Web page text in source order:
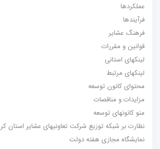
عملکردها
فرآیندها
فرهنگ عشایر
قوانین و مقررات
لینکهای استانی
لینکهای مرتبط
محتوای کانون توسعه
مزایدات و مناقصات
منو کانونهای توسعه
نظارت بر شبکه توزیع شرکت تعاونیهای عشایر استان کر
نمایشگاه مجازی هفته دولت